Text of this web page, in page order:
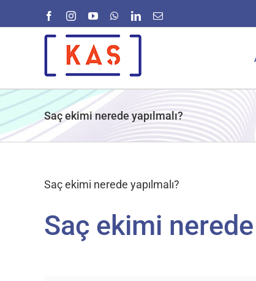
FacebookInstagramYouTubeWhatsApp
LinkedIn
E-
posta
Saç ekimi nerede yapılmalı?
Saç ekimi nerede yapılmalı?
Saç ekimi nerede